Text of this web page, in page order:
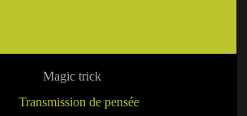
Transmission de pensée